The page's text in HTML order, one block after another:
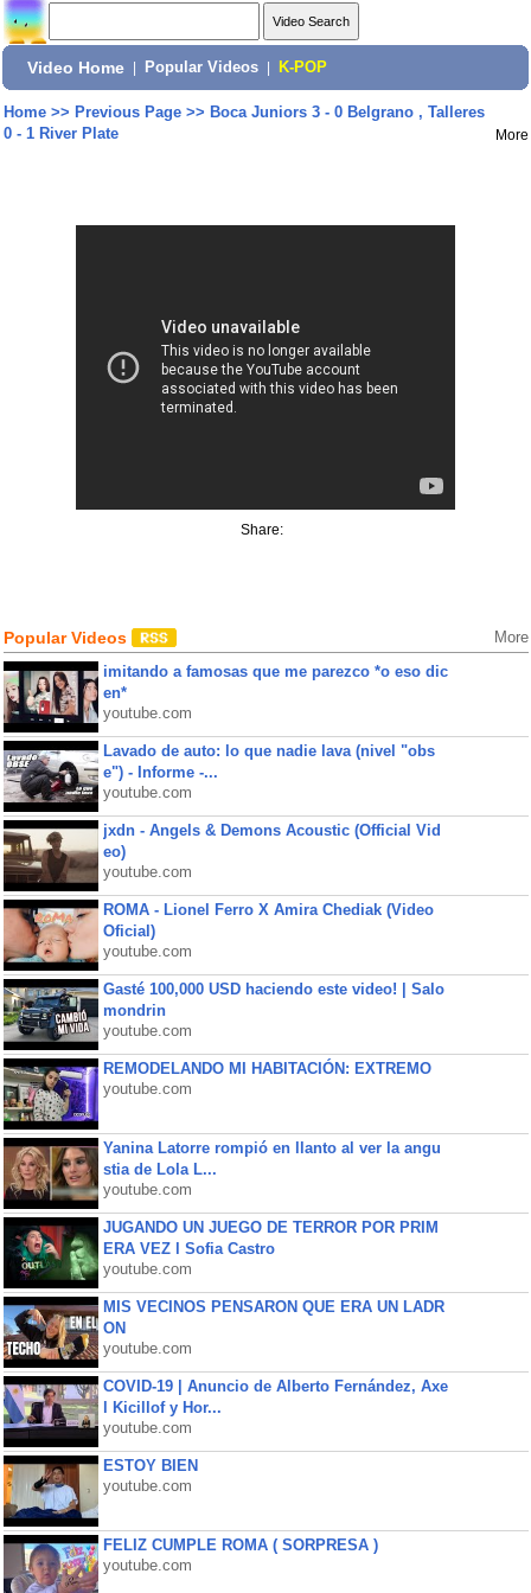
Video Home Popular Videos K-POP
Home>> Previous Page>> Boca Juniors 3 - 0 Belgrano , Talleres
0 - 1 River Plate
More
Share:
Popular Videos More
imitando a famosas que me parezco *o eso dic
en*
youtube.com
Lavado de auto: lo que nadie lava (nivel "obs
e") - Informe -...
youtube.com
jxdn - Angels & Demons Acoustic (Official Vid
eo)
youtube.com
ROMA - Lionel Ferro X Amira Chediak (Video
Oficial)
youtube.com
Gasté 100,000 USD haciendo este video! | Salo
mondrin
youtube.com
REMODELANDO MI HABITACIÓN: EXTREMO
youtube.com
Yanina Latorre rompió en llanto al ver la angu
stia de Lola L...
youtube.com
JUGANDO UN JUEGO DE TERROR POR PRIM
ERA VEZ l Sofia Castro
youtube.com
MIS VECINOS PENSARON QUE ERA UN LADR
ON
youtube.com
COVID-19 | Anuncio de Alberto Fernández, Axe
l Kicillof y Hor...
youtube.com
ESTOY BIEN
youtube.com
FELIZ CUMPLE ROMA ( SORPRESA )
youtube.com